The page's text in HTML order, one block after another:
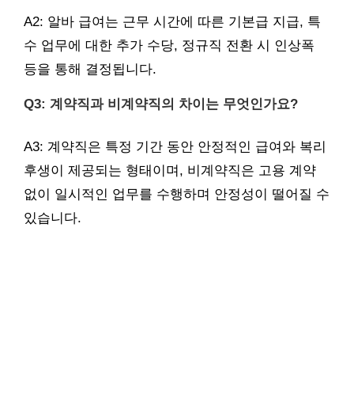
A2: 알바 급여는 근무 시간에 따른 기본급 지급, 특
수 업무에 대한 추가 수당, 정규직 전환 시 인상폭
등을 통해 결정됩니다.
Q3: 계약직과 비계약직의 차이는 무엇인가요?
A3: 계약직은 특정 기간 동안 안정적인 급여와 복리
후생이 제공되는 형태이며, 비계약직은 고용 계약
없이 일시적인 업무를 수행하며 안정성이 떨어질 수
있습니다.